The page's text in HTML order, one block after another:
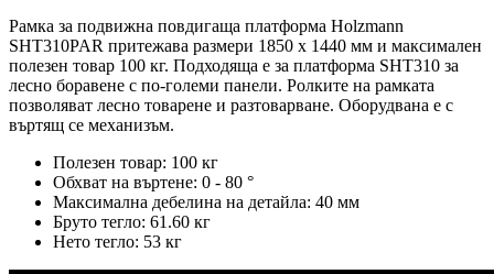
Рамка за подвижна повдигаща платформа Holzmann
SHT310PAR притежава размери 1850 х 1440 мм и максимален
полезен товар 100 кг. Подходяща е за платформа SHT310 за
лесно боравене с по-големи панели. Ролките на рамката
позволяват лесно товарене и разтоварване. Оборудвана е с
въртящ се механизъм.
Полезен товар: 100 кг
Обхват на въртене: 0 - 80 °
Максимална дебелина на детайла: 40 мм
Бруто тегло: 61.60 кг
Нето тегло: 53 кг